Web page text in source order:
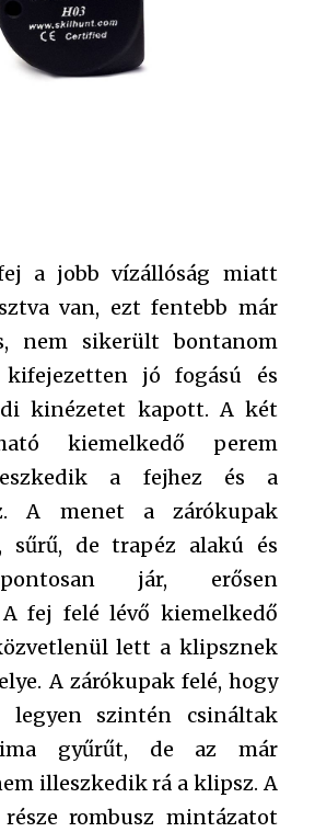
a jobb vízállóság miatt
van, ezt fentebb már
nem sikerült bontanom
jó fogású és
kinézetet kapott. A két
kiemelkedő perem
a fejhez és a
A menet a zárókupak
sűrű, de trapéz alakú és
jár, erősen
fej felé lévő kiemelkedő
lett a klipsznek
A zárókupak felé, hogy
legyen szintén csináltak
gyűrűt, de az már
illeszkedik rá a klipsz. A
rombusz mintázatot